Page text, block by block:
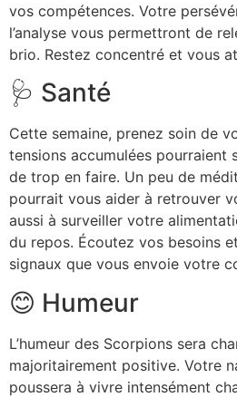
vos compétences. Votre
l’analyse vous permettront de
brio. Restez concentré et vous
🩺 Santé
Cette semaine, prenez soin de
tensions accumulées pourraient
de trop en faire. Un peu de
pourrait vous aider à retrouver
aussi à surveiller votre
du repos. Écoutez vos besoins
signaux que vous envoie votre
😊 Humeur
L’humeur des Scorpions sera
majoritairement positive. Votre
poussera à vivre intensément